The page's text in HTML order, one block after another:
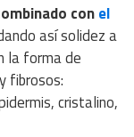
conel
así solidez a
la forma de
fibrosos:
cristalino,